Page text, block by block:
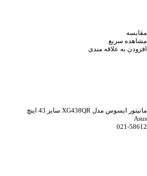
مقایسه
مشاهده سریع
افزودن به علاقه مندی
مانیتور ایسوس مدل XG438QR سایز 43 اینچ
Asus
021-58612